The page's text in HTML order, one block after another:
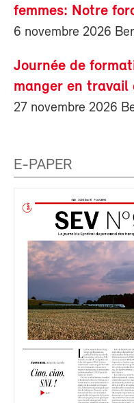
femmes: Notre
6 novembre 2026
Journée de
manger en travail
27 novembre 2026
E-PAPER